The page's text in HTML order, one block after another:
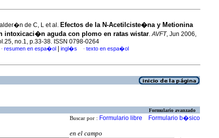
de C, L et al. Efectos de la N-Acetilciste�na y Metionina
intoxicaci�n aguda con plomo en ratas wistar.AVFT, Jun 2006,
no.1, p.33-38. ISSN 0798-0264
· resumen en espa�ol ingl�s · texto en espa�ol
Formulario avanzado
Buscar por : Formulario libre Formulario b�sico
en el campo